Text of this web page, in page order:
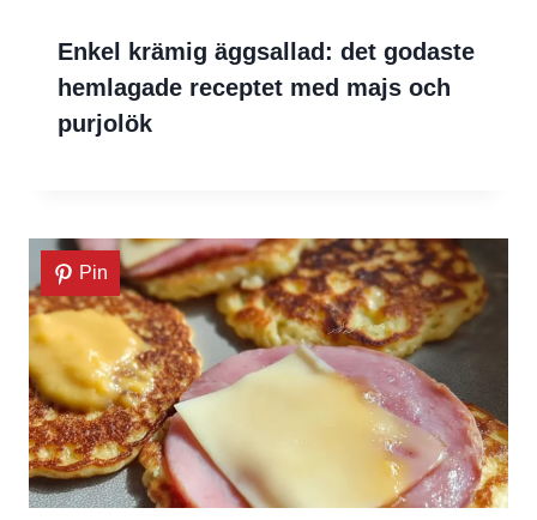
Enkel krämig äggsallad: det godaste
hemlagade receptet med majs och
purjolök
Pin